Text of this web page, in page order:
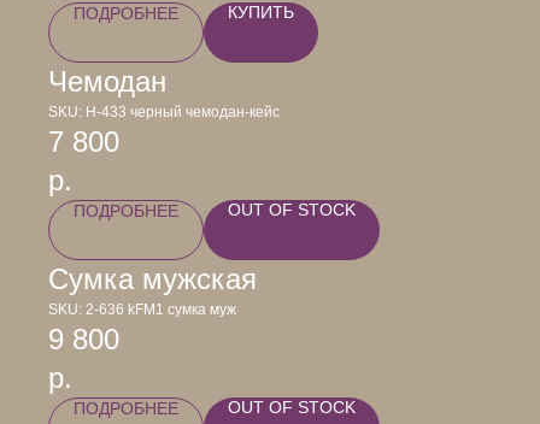
ПОДРОБНЕЕ КУПИТЬ
Чемодан
SKU: Н-433 черный чемодан-кейс
7 800
р.
ПОДРОБНЕЕ OUT OF STOCK
Сумка мужская
SKU: 2-636 kFM1 сумка муж
9 800
р.
ПОДРОБНЕЕ OUT OF STOCK